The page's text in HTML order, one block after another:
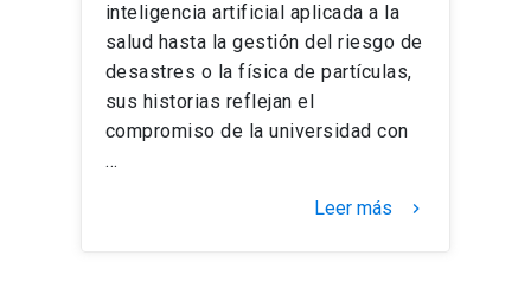
inteligencia artificial aplicada a la
salud hasta la gestión del riesgo de
desastres o la física de partículas,
sus historias reflejan el
compromiso de la universidad con
…
Leer más keyboard_arrow_right